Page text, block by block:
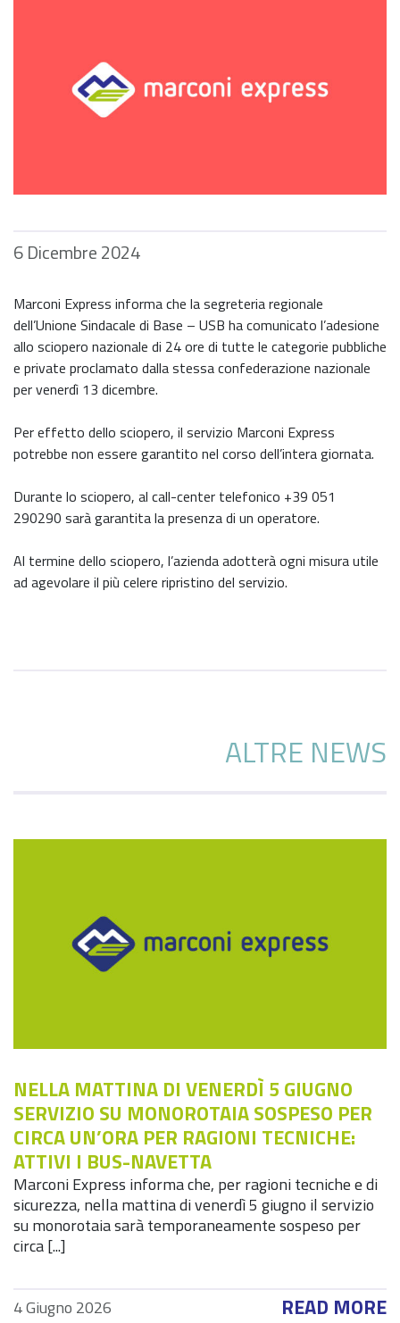
6 Dicembre 2024
Marconi Express informa che la segreteria regionale
dell’Unione Sindacale di Base – USB ha comunicato l’adesione
allo sciopero nazionale di 24 ore di tutte le categorie pubbliche
e private proclamato dalla stessa confederazione nazionale
per venerdì 13 dicembre.
Per effetto dello sciopero, il servizio Marconi Express
potrebbe non essere garantito nel corso dell’intera giornata.
Durante lo sciopero, al call-center telefonico +39 051
290290 sarà garantita la presenza di un operatore.
Al termine dello sciopero, l’azienda adotterà ogni misura utile
ad agevolare il più celere ripristino del servizio.
ALTRE NEWS
NELLA MATTINA DI VENERDÌ 5 GIUGNO
SERVIZIO SU MONOROTAIA SOSPESO PER
CIRCA UN’ORA PER RAGIONI TECNICHE:
ATTIVI I BUS-NAVETTA
Marconi Express informa che, per ragioni tecniche e di
sicurezza, nella mattina di venerdì 5 giugno il servizio
su monorotaia sarà temporaneamente sospeso per
circa [...]
4 Giugno 2026 READ MORE